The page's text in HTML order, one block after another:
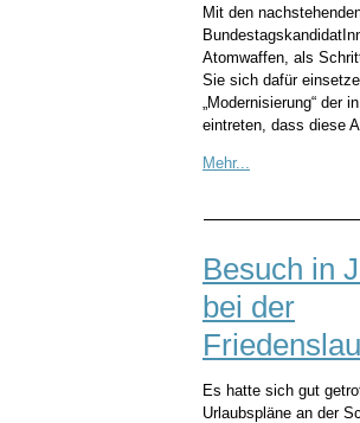
Mit den
Atomwaffen, als
Sie sich dafür
„Modernisierung“ der
eintreten, dass diese
Mehr...
Besuch in
bei der
Es hatte sich gut
Urlaubspläne an der